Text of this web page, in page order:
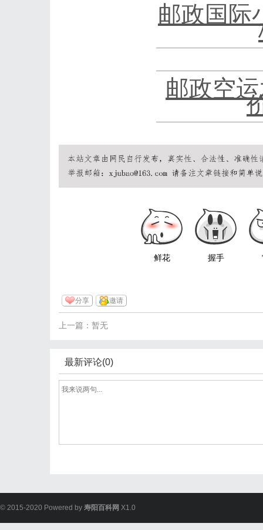
邮政国际
邮政空
鲜花 握手
分享 邀请
上一篇：暂无
最新评论(0)
© 2015-2020 Powered by 寿阳百科网 X1.0